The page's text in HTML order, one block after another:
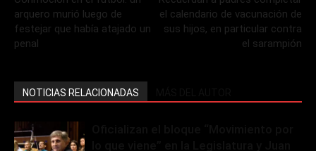
arquero murió luego de
festejar que había atajado un
penal
el calendario de vacunación de
sus hijos, en particular contra
el sarampión
NOTICIAS RELACIONADAS